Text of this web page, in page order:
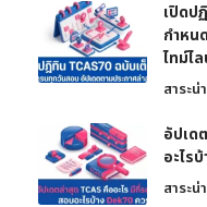
เปิดป
กำหน
ไทม์ไ
สาระน่
อัปเด
อะไร
สาระน่